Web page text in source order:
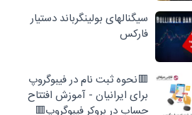
سیگنالهای بولینگرباند دستیار
فارکس
🟥نحوه ثبت نام در فیبوگروپ
برای ایرانیان - آموزش افتتاح
حساب در بروکر فیبوگروپ🟥